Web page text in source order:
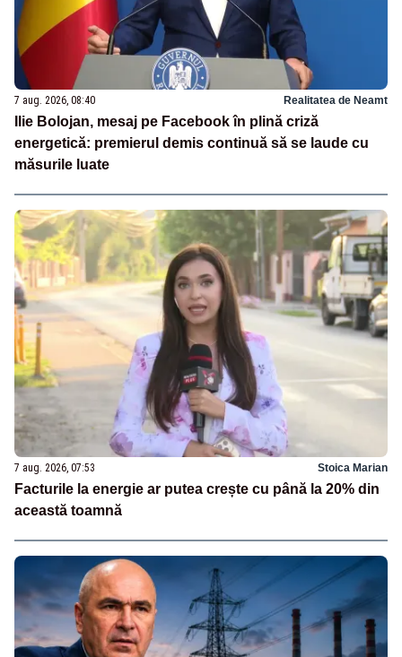
7 aug. 2026, 08:40 Realitatea de Neamt
Ilie Bolojan, mesaj pe Facebook în plină criză
energetică: premierul demis continuă să se laude cu
măsurile luate
7 aug. 2026, 07:53 Stoica Marian
Facturile la energie ar putea crește cu până la 20% din
această toamnă